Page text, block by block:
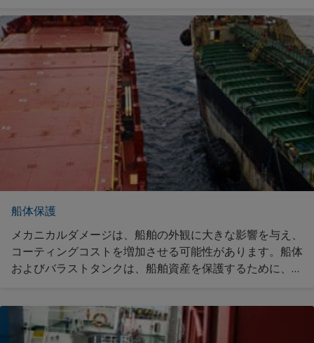
ル中の船速を維持します。私たちのコーティングがどのよ
うに貢献できるかご紹介致します。
船体保護
メカニカルダメージは、船舶の外観に大きな影響を与え、
コーティングコストを増加させる可能性があります。船体
およびバラストタンクは、船舶資産を保護するために、耐
が本船を保護する方法をご紹介致します。